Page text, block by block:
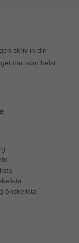
skriv in din
när som helst.
önskelista